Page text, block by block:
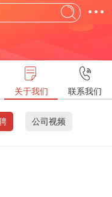
关于我们 联系我们
公司视频